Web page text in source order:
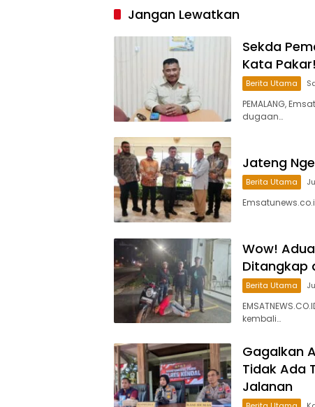
Kejahatan Jalanan
Jangan Lewatkan
Sekda
Kata Pakar!
Berita Utama
PEMALANG,
dugaan…
Jateng
Berita Utama
Wow!
Ditangkap
Berita Utama
kembali…
Gagalkan
Tidak Ada
Jalanan